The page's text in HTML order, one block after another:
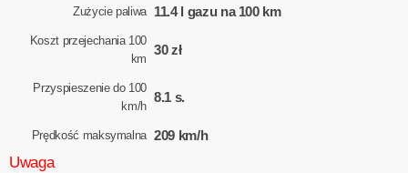
Zużycie paliwa 11.4 l gazu na 100 km
Koszt przejechania 100
km
30 zł
Przyspieszenie do 100
km/h
8.1 s.
Prędkość maksymalna 209 km/h
Uwaga